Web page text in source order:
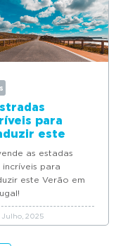
para
este
as estadas
incríveis para
este Verão em
Julho, 2025